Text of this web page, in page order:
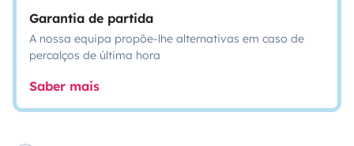
Garantia de partida
A nossa equipa propõe-lhe alternativas em caso de
percalços de última hora
Saber mais